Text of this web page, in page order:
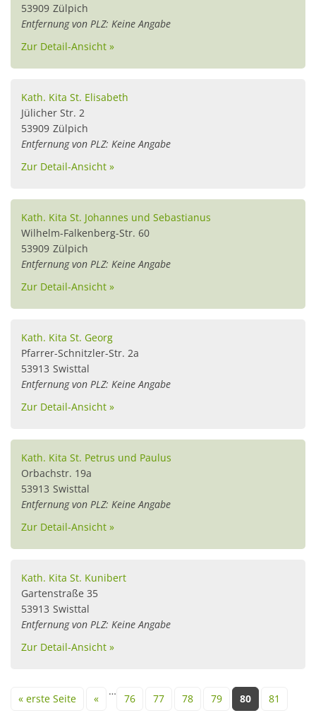
53909 Zülpich
Entfernung von PLZ: Keine Angabe
Zur Detail-Ansicht »
Kath. Kita St. Elisabeth
Jülicher Str. 2
53909 Zülpich
Entfernung von PLZ: Keine Angabe
Zur Detail-Ansicht »
Kath. Kita St. Johannes und Sebastianus
Wilhelm-Falkenberg-Str. 60
53909 Zülpich
Entfernung von PLZ: Keine Angabe
Zur Detail-Ansicht »
Kath. Kita St. Georg
Pfarrer-Schnitzler-Str. 2a
53913 Swisttal
Entfernung von PLZ: Keine Angabe
Zur Detail-Ansicht »
Kath. Kita St. Petrus und Paulus
Orbachstr. 19a
53913 Swisttal
Entfernung von PLZ: Keine Angabe
Zur Detail-Ansicht »
Kath. Kita St. Kunibert
Gartenstraße 35
53913 Swisttal
Entfernung von PLZ: Keine Angabe
Zur Detail-Ansicht »
« erste Seite «
…
76 77 78 79 80 81